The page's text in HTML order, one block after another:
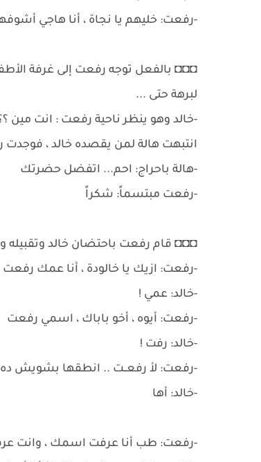
-رفعت: خليهم يا نجاة ، أنا هاجي
◘◘◘ بالفعل توجه رفعت إلى غرفة
لبرهة حتى ...
-خالد وهو ينظر ناحية رفعت : انت مين
انتبهت هالة لمن يقصده خالد ، فوجدت
-هالة باحراج: احم... اتفضل حضرتك
-رفعت مبتسماً: شكراً
◘◘◘ قام رفعت باحتضان خالد وتقبيله
-رفعت: ازيك يا خالودة ، أنا عمك رفعت
-خالد: عمي !
-رفعت: أيوه ، أخو باباك ، اسمي رفعت
-خالد: رفت !
-رفعت: لأ رفعــت .. انطقها بشويش
-خالد: أها
-رفعت: طب أنا عرفت اسمك ، وانت